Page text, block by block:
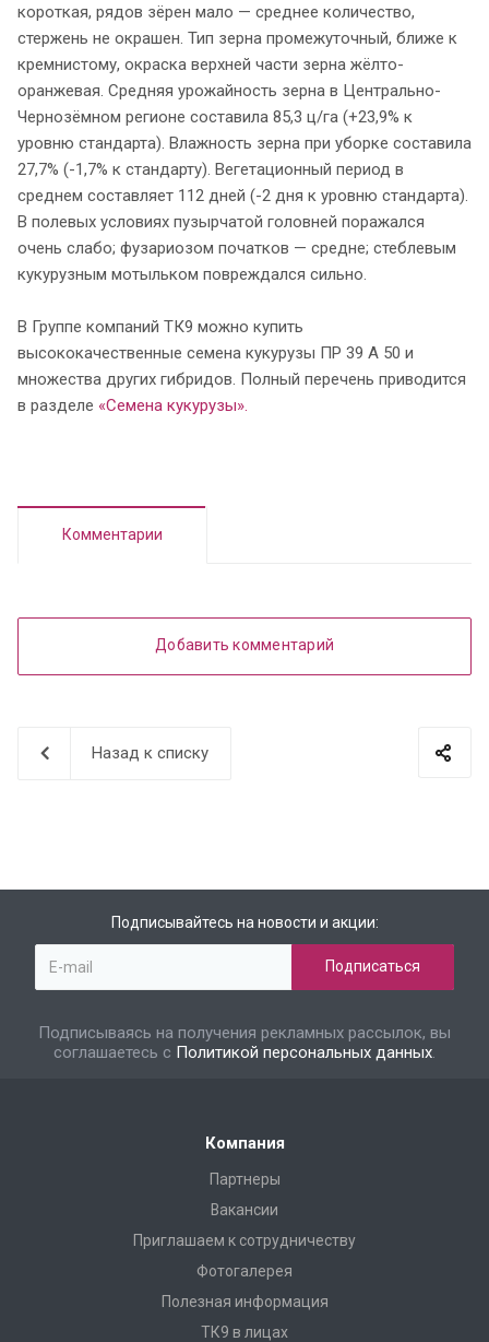
короткая, рядов зёрен мало — среднее количество,
стержень не окрашен. Тип зерна промежуточный, ближе к
кремнистому, окраска верхней части зерна жёлто-
оранжевая. Средняя урожайность зерна в Центрально-
Чернозёмном регионе составила 85,3 ц/га (+23,9% к
уровню стандарта). Влажность зерна при уборке составила
27,7% (-1,7% к стандарту). Вегетационный период в
среднем составляет 112 дней (-2 дня к уровню стандарта).
В полевых условиях пузырчатой головней поражался
очень слабо; фузариозом початков — средне; стеблевым
кукурузным мотыльком повреждался сильно.
В Группе компаний ТК9 можно купить
высококачественные семена кукурузы ПР 39 А 50 и
множества других гибридов. Полный перечень приводится
в разделе «Семена кукурузы».
Комментарии
Добавить комментарий
Назад к списку
Подписывайтесь на новости и акции:
Подписываясь на получения рекламных рассылок, вы
соглашаетесь с Политикой персональных данных.
Компания
Партнеры
Вакансии
Приглашаем к сотрудничеству
Фотогалерея
Полезная информация
ТК9 в лицах